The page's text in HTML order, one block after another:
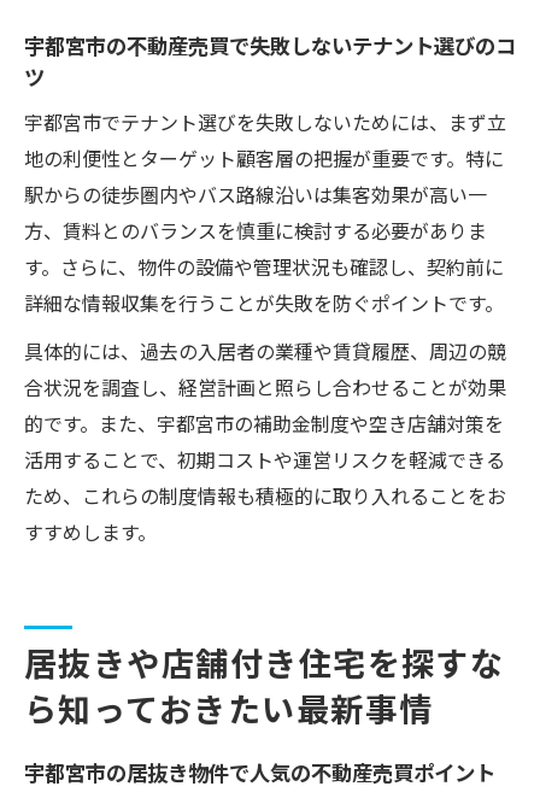
影響
宇都宮市の不動産売却戦略に役立つ人口統
計分析
宇都宮市でマンモス中学校周辺の物件需要
を探る
宇都宮市不動産売買と人口動向の関連性を
解説
宇都宮市の不動産売買で失敗しないテナント選びのコ
ツ
宇都宮市でテナント選びを失敗しないためには、まず立
地の利便性とターゲット顧客層の把握が重要です。特に
駅からの徒歩圏内やバス路線沿いは集客効果が高い一
方、賃料とのバランスを慎重に検討する必要がありま
す。さらに、物件の設備や管理状況も確認し、契約前に
詳細な情報収集を行うことが失敗を防ぐポイントです。
具体的には、過去の入居者の業種や賃貸履歴、周辺の競
合状況を調査し、経営計画と照らし合わせることが効果
的です。また、宇都宮市の補助金制度や空き店舗対策を
活用することで、初期コストや運営リスクを軽減できる
ため、これらの制度情報も積極的に取り入れることをお
すすめします。
居抜きや店舗付き住宅を探すな
ら知っておきたい最新事情
宇都宮市の居抜き物件で人気の不動産売買ポイント